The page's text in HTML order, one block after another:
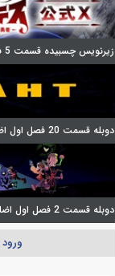
زیرنویس چسبیده قسمت 5 فصل دوم اضافه شد
دوبله قسمت 20 فصل اول اضافه شد
دوبله قسمت 2 فصل اول اضافه شد